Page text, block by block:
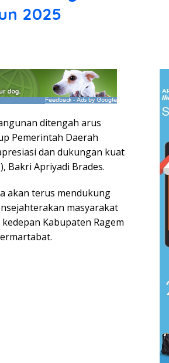
2025
ditengah arus
Pemerintah Daerah
dan dukungan kuat
Bakri Apriyadi Brades.
akan terus mendukung
masyarakat
Kabupaten Ragem